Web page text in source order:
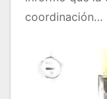
coordinación…